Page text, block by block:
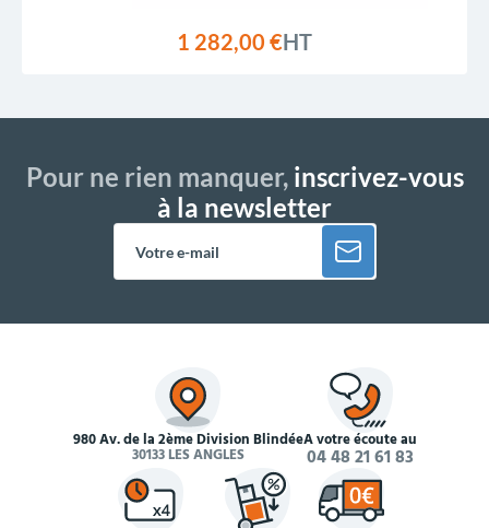
1 282,00 €HT
Pour ne rien manquer,inscrivez-vous
à la newsletter
980 Av. de la 2ème Division Blindée
30133 LES ANGLES
À votre écoute au
04 48 21 61 83